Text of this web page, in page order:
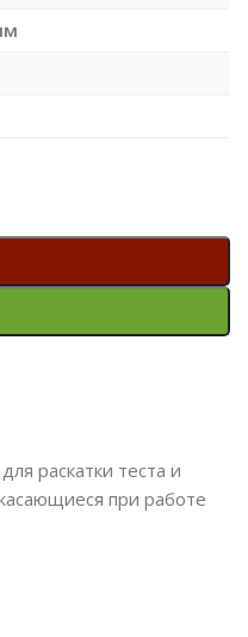
раскатки теста и
при работе